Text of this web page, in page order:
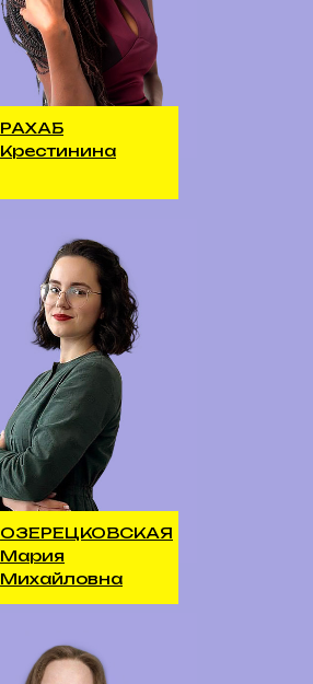
РАХАБ
Крестинина
ОЗЕРЕЦКОВСКАЯ
Мария
Михайловна